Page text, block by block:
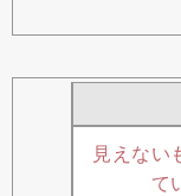
見えない
て